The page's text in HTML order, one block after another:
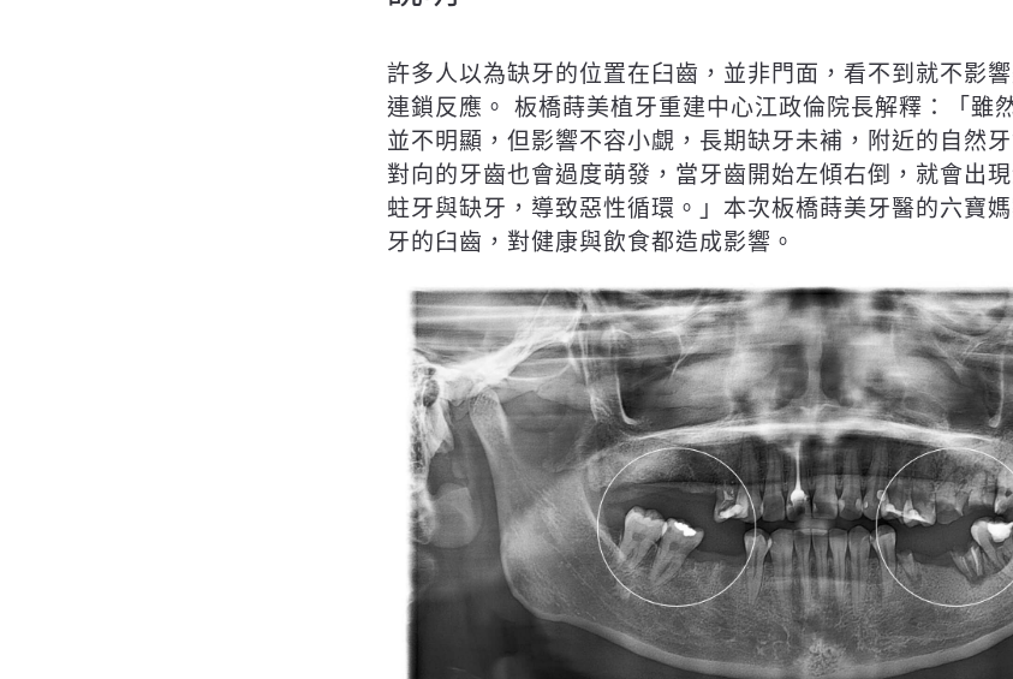
許多人以為缺牙的位置在臼齒，並非門面，看不到就不影
連鎖反應。 板橋蒔美植牙重建中心江政倫院長解釋：「雖
並不明顯，但影響不容小覷，長期缺牙未補，附近的自然
對向的牙齒也會過度萌發，當牙齒開始左傾右倒，就會出
蛀牙與缺牙，導致惡性循環。」本次板橋蒔美牙醫的六寶
牙的臼齒，對健康與飲食都造成影響。